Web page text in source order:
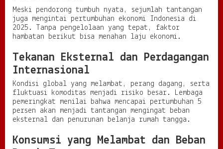
Meski pendorong tumbuh nyata, sejumlah tantangan
juga mengintai pertumbuhan ekonomi Indonesia di
2025. Tanpa pengelolaan yang tepat, faktor
hambatan berikut bisa menahan laju ekonomi.
Tekanan Eksternal dan Perdagangan
Internasional
Kondisi global yang melambat, perang dagang, serta
fluktuasi komoditas menjadi risiko besar. Lembaga
pemeringkat menilai bahwa mencapai pertumbuhan 5
persen akan menjadi tantangan mengingat beban
eksternal dan penurunan belanja rumah tangga.
Konsumsi yang Melambat dan Beban